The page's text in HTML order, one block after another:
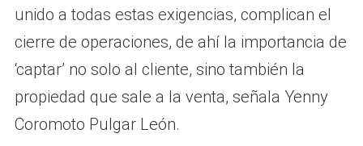
unido a todas estas exigencias, complican el
cierre de operaciones, de ahí la importancia de
‘captar’ no solo al cliente, sino también la
propiedad que sale a la venta, señala Yenny
Coromoto Pulgar León.